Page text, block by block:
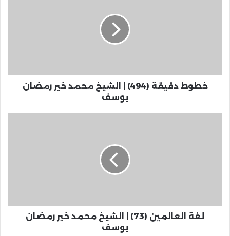
خطوط دقيقة (494) | الشيخ محمد خير رمضان
يوسف
لغة العالمين (73) | الشيخ محمد خير رمضان
يوسف